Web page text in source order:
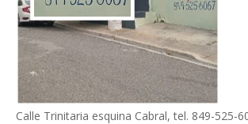
Calle Trinitaria esquina Cabral, tel. 849-525-